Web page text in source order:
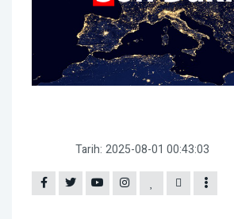
Tarih: 2025-08-01 00:43:03